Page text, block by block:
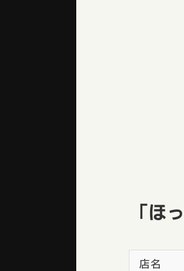
「ほ
店名